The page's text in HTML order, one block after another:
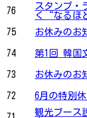
76
スタンプ・
く“なるほ
75
お休みのお
74
第1回 韓国
73
お休みのお
72
6月の特別
観光ブー